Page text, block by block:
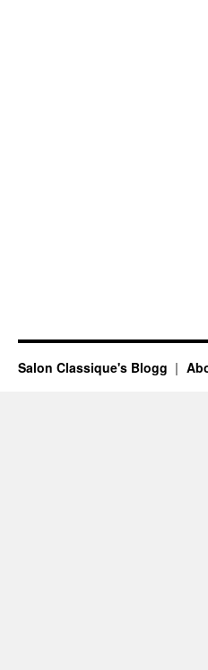
Salon Classique's Blogg